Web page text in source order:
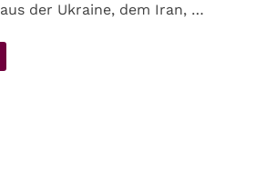
der Ukraine, dem Iran, …